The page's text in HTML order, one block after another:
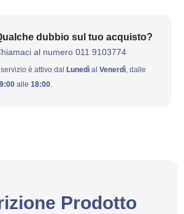
dubbio sul tuo acquisto?
al numero 011 9103774
servizio è attivo dal Lunedì al Venerdì , dalle
alle 18:00
Prodotto